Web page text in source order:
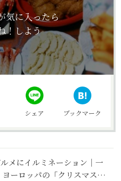
気に入ったら
！しよう
シェア ブックマーク
メにイルミネーション｜一
ーロッパの「クリスマスマ